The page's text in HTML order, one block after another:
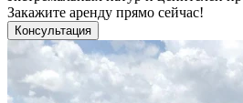
Закажите аренду прямо сейчас!
Консультация